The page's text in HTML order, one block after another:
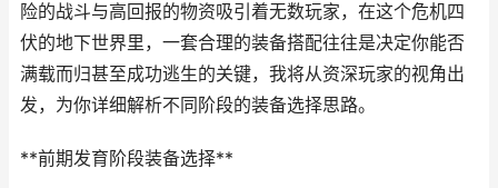
险的战斗与高回报的物资吸引着无数玩家，在这个危机四
伏的地下世界里，一套合理的装备搭配往往是决定你能否
满载而归甚至成功逃生的关键，我将从资深玩家的视角出
发，为你详细解析不同阶段的装备选择思路。
**前期发育阶段装备选择**